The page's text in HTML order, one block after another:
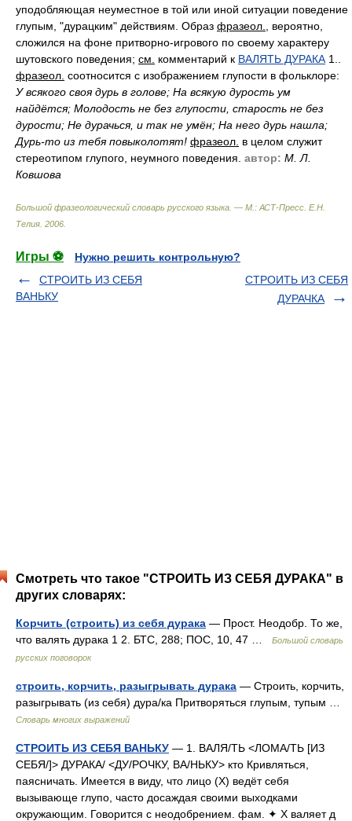
уподобляющая неуместное в той или иной ситуации поведение
глупым, "дурацким" действиям. Образ фразеол.
, вероятно,
сложился на фоне притворно-игрового по своему характеру
шутовского поведения; см. комментарий к ВАЛЯТЬ ДУРАКА 1..
фразеол. соотносится с изображением глупости в фольклоре:
У всякого своя дурь в голове; На всякую дурость ум
найдётся; Молодость не без глупости, старость не без
дурости; Не дурачься, и так не умён; На него дурь нашла;
Дурь-то из тебя повыколотят! фразеол. в целом служит
стереотипом глупого, неумного поведения. автор: М. Л.
Ковшова
Большой фразеологический словарь русского языка. — М.: АСТ-Пресс Е.Н.
Телия 2006
Игры ⚽
Нужно решить контрольную?
СТРОИТЬ ИЗ СЕБЯ
ВАНЬКУ
СТРОИТЬ ИЗ СЕБЯ
ДУРАЧКА
Смотреть что такое "СТРОИТЬ ИЗ СЕБЯ ДУРАКА" в
других словарях:
Корчить (строить) из себя дурака — Прост. Неодобр. То же,
что валять дурака 1 2. БТС, 288; ПОС, 10, 47 …
Большой словарь
русских поговорок
строить, корчить, разыгрывать дурака — Строить, корчить,
разыгрывать (из себя) дура/ка Притворяться глупым, тупым …
Словарь многих выражений
СТРОИТЬ ИЗ СЕБЯ ВАНЬКУ — 1. ВАЛЯ/ТЬ <ЛОМА/ТЬ [ИЗ
СЕБЯ/]> ДУРАКА/ <ДУ/РОЧКУ, ВА/НЬКУ> кто Кривляться,
паясничать. Имеется в виду, что лицо (Х) ведёт себя
вызывающе глупо, часто досаждая своими выходками
окружающим. Говорится с неодобрением. фам. ✦ Х валяет д